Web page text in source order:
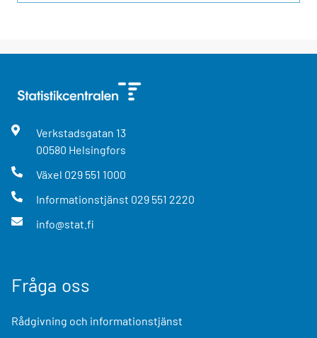
Verkstadsgatan 13
00580 Helsingfors
Växel 029 551 1000
Informationstjänst 029 551 2220
info@stat.fi
Fråga oss
Rådgivning och informationstjänst